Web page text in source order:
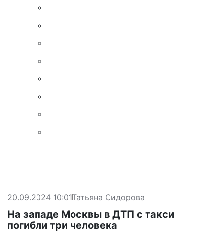
20.09.2024 10:01Татьяна Сидорова
На западе Москвы в ДТП с такси
погибли три человека